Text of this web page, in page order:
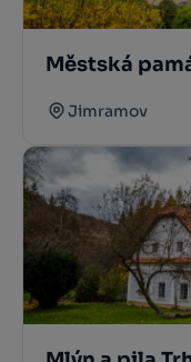
Městská
Jimramov